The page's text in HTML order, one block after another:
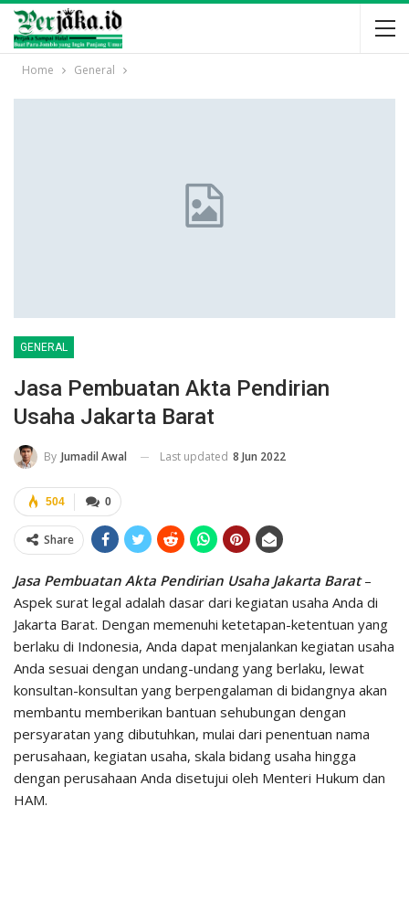
Home General
GENERAL
Jasa Pembuatan Akta Pendirian
Usaha Jakarta Barat
By Jumadil Awal Last updated 8 Jun 2022
0
504
Share
Jasa Pembuatan Akta Pendirian Usaha Jakarta Barat–
Aspek surat legal adalah dasar dari kegiatan usaha Anda di
Jakarta Barat. Dengan memenuhi ketetapan-ketentuan yang
berlaku di Indonesia, Anda dapat menjalankan kegiatan usaha
Anda sesuai dengan undang-undang yang berlaku, lewat
konsultan-konsultan yang berpengalaman di bidangnya akan
membantu memberikan bantuan sehubungan dengan
persyaratan yang dibutuhkan, mulai dari penentuan nama
perusahaan, kegiatan usaha, skala bidang usaha hingga
dengan perusahaan Anda disetujui oleh Menteri Hukum dan
HAM.